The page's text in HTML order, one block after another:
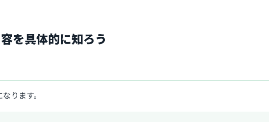
を具体的に知ろう
ります。